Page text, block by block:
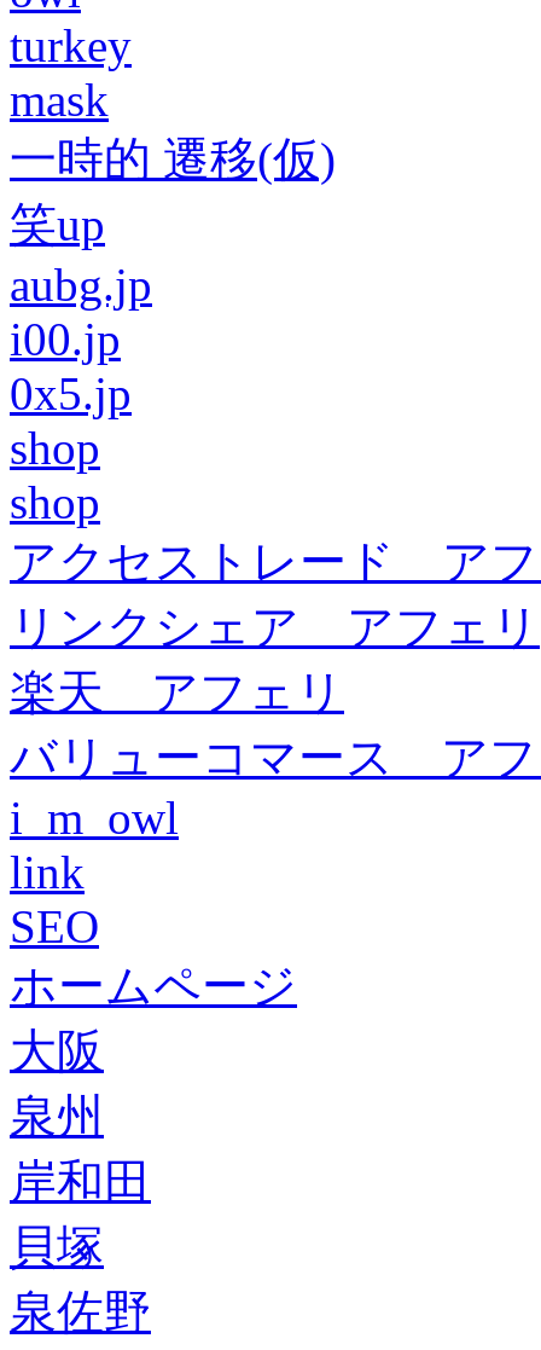
turkey
mask
一時的 遷移(仮)
笑up
aubg.jp
i00.jp
0x5.jp
shop
shop
アクセストレード ア
リンクシェア アフェリ
楽天 アフェリ
バリューコマース ア
i_m_owl
link
SEO
ホームページ
大阪
泉州
岸和田
貝塚
泉佐野